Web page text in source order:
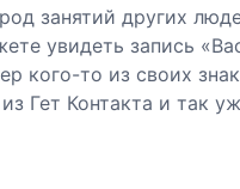
занятий других
увидеть запись
кого-то из своих
Гет Контакта и так